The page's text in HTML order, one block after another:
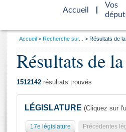
Accueil
d'accueil
Vos
Général
Vous
Accueil Recherche sur... Résultats de
Résultats de
1512142 résultats trouvés
LÉGISLATURE (Cliquez sur
17e législature Précédentes